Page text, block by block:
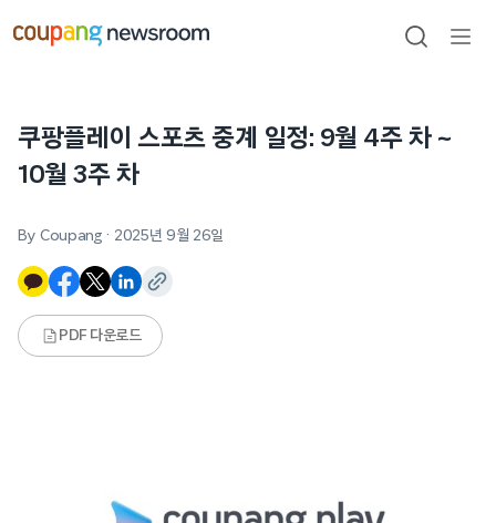
건너뛰기
검색
쿠팡플레이 스포츠 중계 일정: 9월 4주 차 ~
10월 3주 차
By Coupang · 2025년 9월 26일
PDF 다운로드